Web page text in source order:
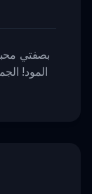
بصفتي
المود!